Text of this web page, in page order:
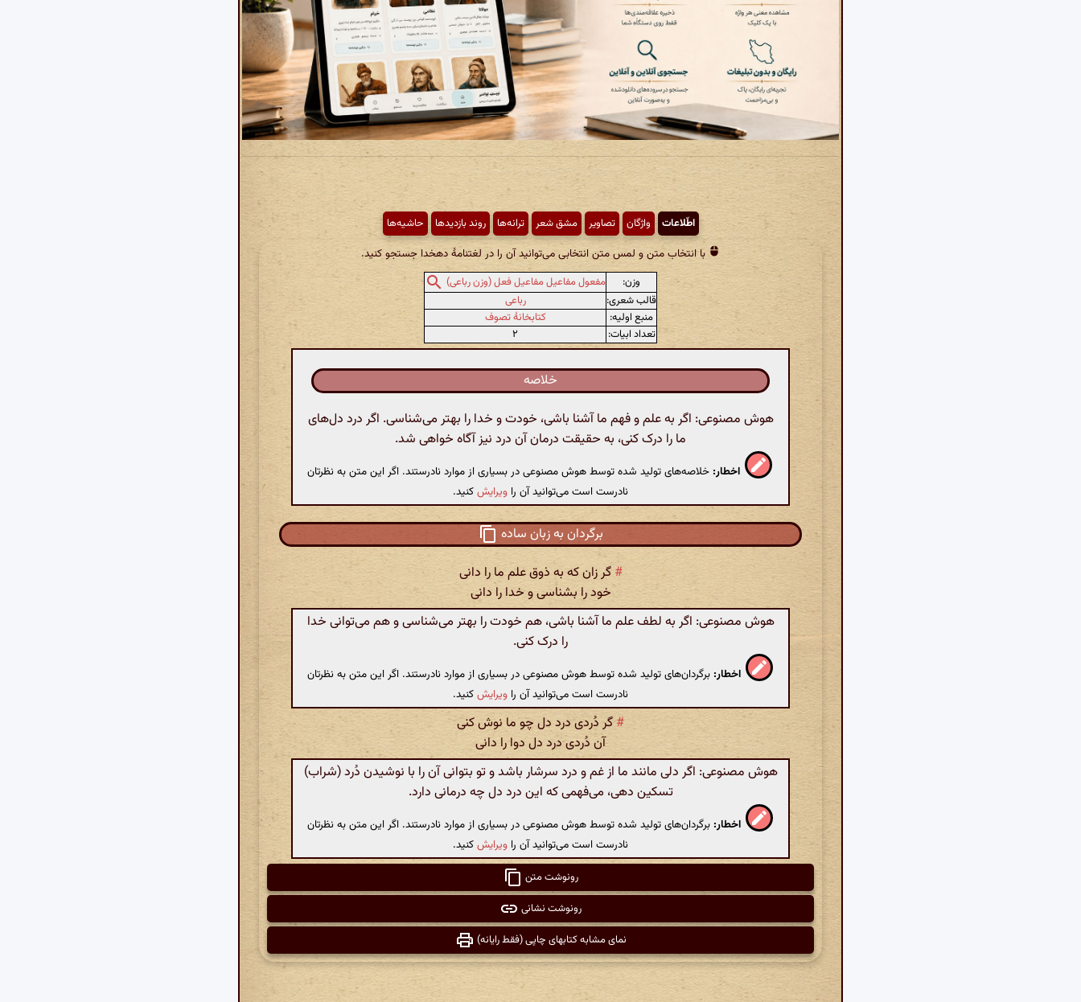
اطّلاعات واژگان تصاویر مشق شعر ترانه‌ها روند بازدیدها حاشیه‌ها
با انتخاب متن و لمس متن انتخابی می‌توانید آن را در لغتنامهٔ دهخدا جستجو کنید.
وزن:
مفعول مفاعیل مفاعیل فعل (وزن رباعی)
قالب شعری:
رباعی
منبع اولیه:
کتابخانهٔ تصوف
تعداد ابیات:
۲
خلاصه
هوش مصنوعی: اگر به علم و فهم ما آشنا باشی، خودت و خدا را بهتر می‌شناسی. اگر درد دل‌های
ما را درک کنی، به حقیقت درمان آن درد نیز آگاه خواهی شد.
اخطار: خلاصه‌های تولید شده توسط هوش مصنوعی در بسیاری از موارد نادرستند. اگر این متن به نظرتان
نادرست است می‌توانید آن را ویرایشکنید.
برگردان به زبان ساده
# گر زان که به ذوق علم ما را دانی
خود را بشناسی و خدا را دانی
هوش مصنوعی: اگر به لطف علم ما آشنا باشی، هم خودت را بهتر می‌شناسی و هم می‌توانی خدا
را درک کنی.
اخطار: برگردان‌های تولید شده توسط هوش مصنوعی در بسیاری از موارد نادرستند. اگر این متن به نظرتان
نادرست است می‌توانید آن را ویرایشکنید.
#گر دُردی درد دل چو ما نوش کنی
آن دُردی درد دل دوا را دانی
هوش مصنوعی: اگر دلی مانند ما از غم و درد سرشار باشد و تو بتوانی آن را با نوشیدن دُرد (شراب)
تسکین دهی، می‌فهمی که این درد دل چه درمانی دارد.
اخطار: برگردان‌های تولید شده توسط هوش مصنوعی در بسیاری از موارد نادرستند. اگر این متن به نظرتان
نادرست است می‌توانید آن را ویرایشکنید.
رونوشت متن
رونوشت نشانی
نمای مشابه کتابهای چاپی (فقط رایانه)